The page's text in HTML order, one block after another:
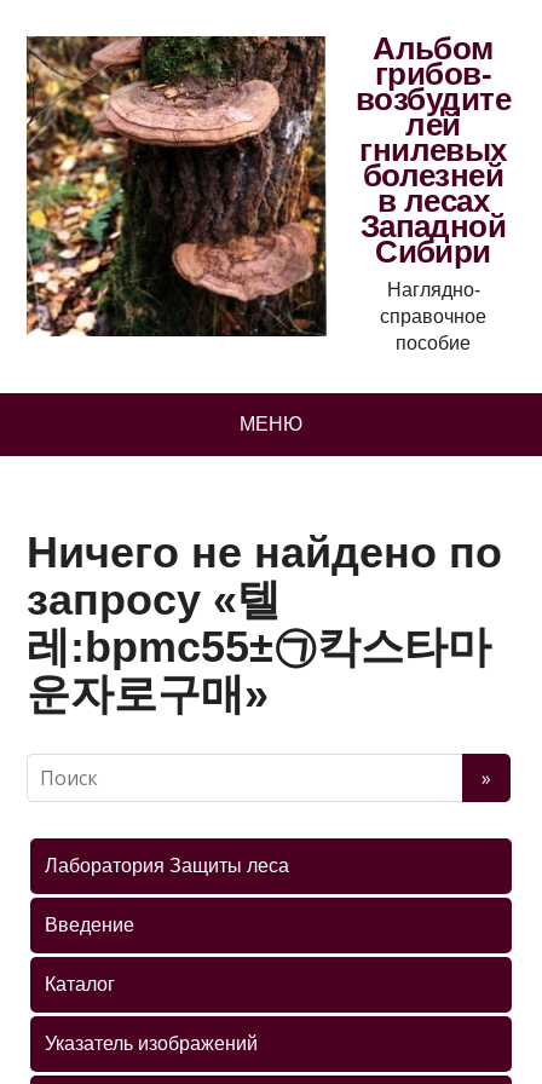
Альбом
грибов-
возбудите
лей
гнилевых
болезней
в лесах
Западной
Сибири
Наглядно-
справочное
пособие
МЕНЮ
Ничего не найдено по
запросу «텔
레:bpmc55±㉠칵스타마
운자로구매»
Лаборатория Защиты леса
Введение
Каталог
Указатель изображений